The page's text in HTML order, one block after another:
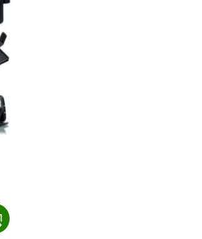
Med 9 kortfack - Svart